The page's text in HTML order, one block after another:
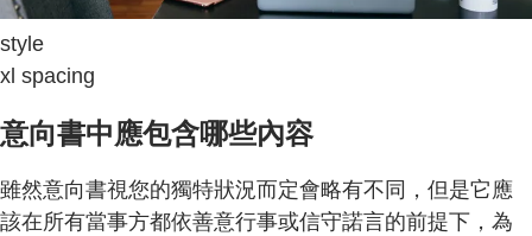
style
xl spacing
意向書中應包含哪些內容
雖然意向書視您的獨特狀況而定會略有不同，但是它應
該在所有當事方都依善意行事或信守諾言的前提下，為